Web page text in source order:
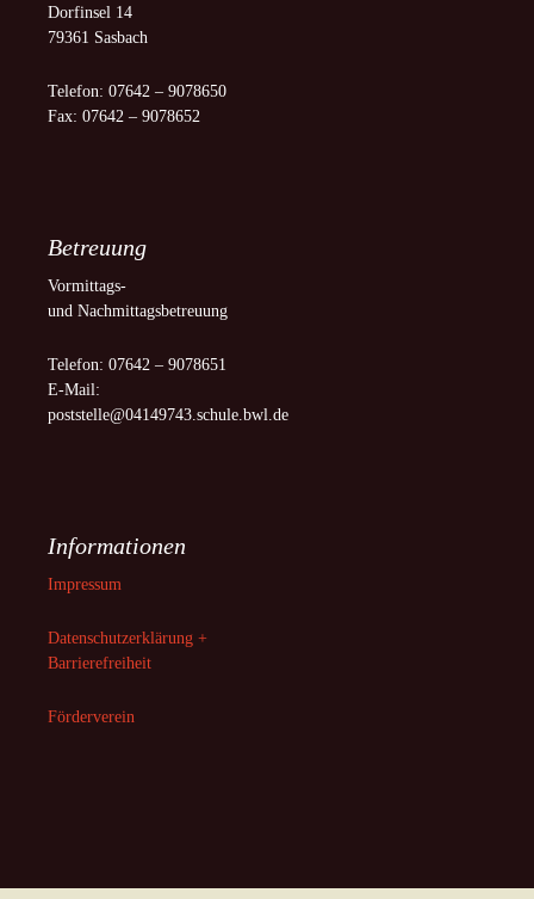
Dorfinsel 14
79361 Sasbach
Telefon: 07642 – 9078650
Fax: 07642 – 9078652
Betreuung
Vormittags-
und Nachmittagsbetreuung
Telefon: 07642 – 9078651
E-Mail:
poststelle@04149743.schule.bwl.de
Informationen
Impressum
Datenschutzerklärung +
Barrierefreiheit
Förderverein